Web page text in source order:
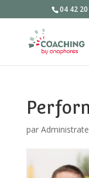
04 42
par